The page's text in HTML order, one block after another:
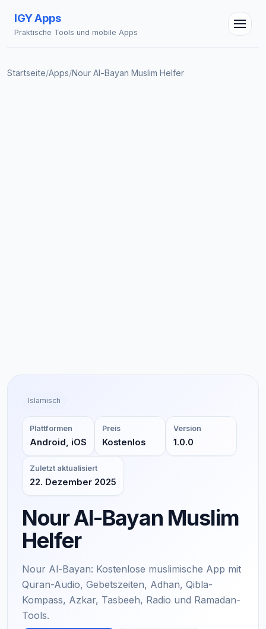
IGY Apps
Praktische Tools und mobile Apps
Startseite/Apps/Nour Al-Bayan Muslim Helfer
Islamisch
Plattformen
Android, iOS
Preis
Kostenlos
Version
1.0.0
Zuletzt aktualisiert
22. Dezember 2025
Nour Al-Bayan Muslim
Helfer
Nour Al-Bayan: Kostenlose muslimische App mit
Quran-Audio, Gebetszeiten, Adhan, Qibla-
Kompass, Azkar, Tasbeeh, Radio und Ramadan-
Tools.